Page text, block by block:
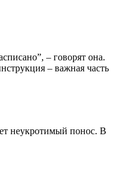
– говорят она.
– важная часть
неукротимый понос. В